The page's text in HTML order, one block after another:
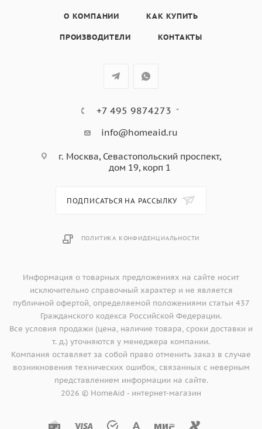
О КОМПАНИИ КАК КУПИТЬ
ПРОИЗВОДИТЕЛИ КОНТАКТЫ
+7 495 9874273
info@homeaid.ru
г. Москва, Севастопольский проспект,
дом 19, корп 1
ПОДПИСАТЬСЯ НА РАССЫЛКУ
ПОЛИТИКА КОНФИДЕНЦИАЛЬНОСТИ
Информация о товарных предложениях на сайте носит
исключительно справочный характер и не является
публичной офертой, определяемой положениями статьи 437
Гражданского кодекса Российской Федерации.
Все условия продажи (цена, наличие товара, сроки доставки и
т. д.) уточняются у менеджера компании.
Компания оставляет за собой право отменить заказ в случае
возникновения технических ошибок, связанных с неверным
представлением информации на сайте.
2026 © HomeAid - интернет-магазин